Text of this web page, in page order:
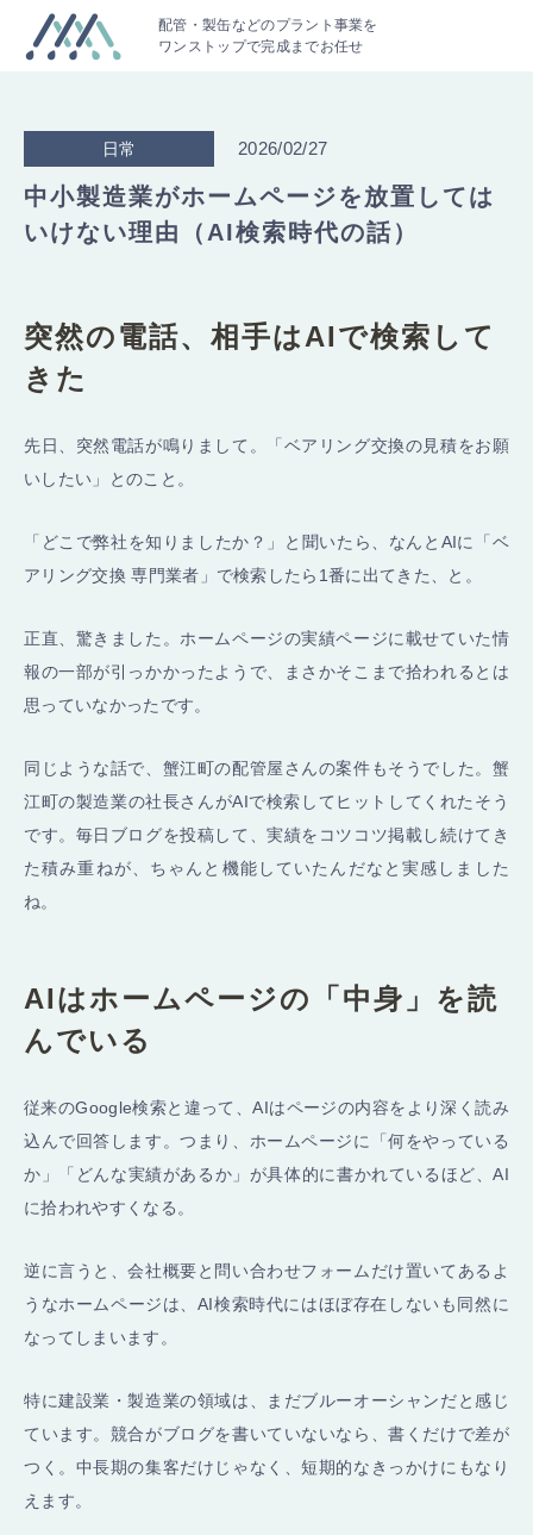
配管・製缶などのプラント事業を
ワンストップで完成までお任せ
日常 2026/02/27
中小製造業がホームページを放置しては
いけない理由（AI検索時代の話）
突然の電話、相手はAIで検索して
きた
先日、突然電話が鳴りまして。「ベアリング交換の見積をお願
いしたい」とのこと。
「どこで弊社を知りましたか？」と聞いたら、なんとAIに「ベ
アリング交換 専門業者」で検索したら1番に出てきた、と。
正直、驚きました。ホームページの実績ページに載せていた情
報の一部が引っかかったようで、まさかそこまで拾われるとは
思っていなかったです。
同じような話で、蟹江町の配管屋さんの案件もそうでした。蟹
江町の製造業の社長さんがAIで検索してヒットしてくれたそう
です。毎日ブログを投稿して、実績をコツコツ掲載し続けてき
た積み重ねが、ちゃんと機能していたんだなと実感しました
ね。
AIはホームページの「中身」を読
んでいる
従来のGoogle検索と違って、AIはページの内容をより深く読み
込んで回答します。つまり、ホームページに「何をやっている
か」「どんな実績があるか」が具体的に書かれているほど、AI
に拾われやすくなる。
逆に言うと、会社概要と問い合わせフォームだけ置いてあるよ
うなホームページは、AI検索時代にはほぼ存在しないも同然に
なってしまいます。
特に建設業・製造業の領域は、まだブルーオーシャンだと感じ
ています。競合がブログを書いていないなら、書くだけで差が
つく。中長期の集客だけじゃなく、短期的なきっかけにもなり
えます。